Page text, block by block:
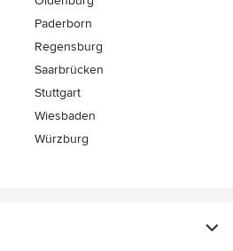
Paderborn
Regensburg
Saarbrücken
Stuttgart
Wiesbaden
Würzburg